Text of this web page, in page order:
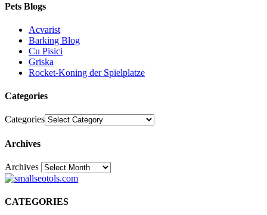
Pets Blogs
Acvarist
Barking Blog
Cu Pisici
Griska
Rocket-Koning der Spielplatze
Categories
Categories
Archives
Archives30
CATEGORIES